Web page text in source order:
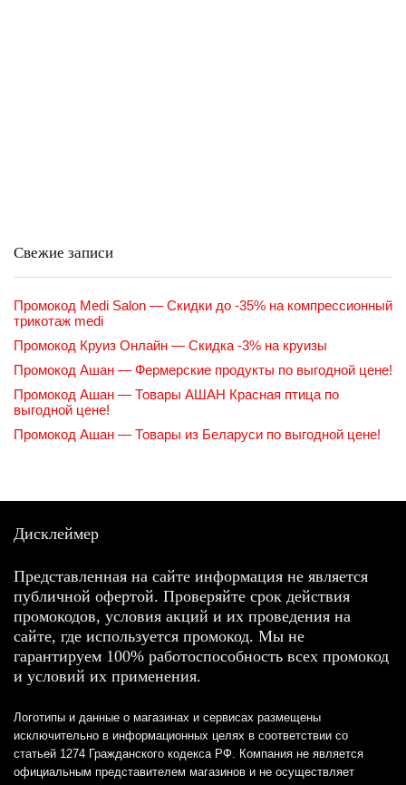
Свежие записи
Промокод Medi Salon — Скидки до -35% на компрессионный
трикотаж medi
Промокод Круиз Онлайн — Скидка -3% на круизы
Промокод Ашан — Фермерские продукты по выгодной цене!
Промокод Ашан — Товары АШАН Красная птица по
выгодной цене!
Промокод Ашан — Товары из Беларуси по выгодной цене!
Дисклеймер
Представленная на сайте информация не является
публичной офертой. Проверяйте срок действия
промокодов, условия акций и их проведения на
сайте, где используется промокод. Мы не
гарантируем 100% работоспособность всех промокод
и условий их применения.
Логотипы и данные о магазинах и сервисах размещены
исключительно в информационных целях в соответствии со
статьей 1274 Гражданского кодекса РФ. Компания не является
официальным представителем магазинов и не осуществляет